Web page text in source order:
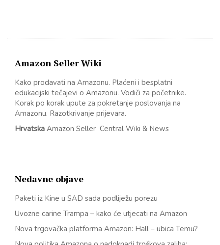
Amazon Seller Wiki
Kako prodavati na Amazonu. Plaćeni i besplatni
edukacijski tečajevi o Amazonu. Vodiči za početnike.
Korak po korak upute za pokretanje poslovanja na
Amazonu. Razotkrivanje prijevara.
Hrvatska Amazon Seller Central Wiki & News
Nedavne objave
Paketi iz Kine u SAD sada podliježu porezu
Uvozne carine Trampa – kako će utjecati na Amazon
Nova trgovačka platforma Amazon: Hall – ubica Temu?